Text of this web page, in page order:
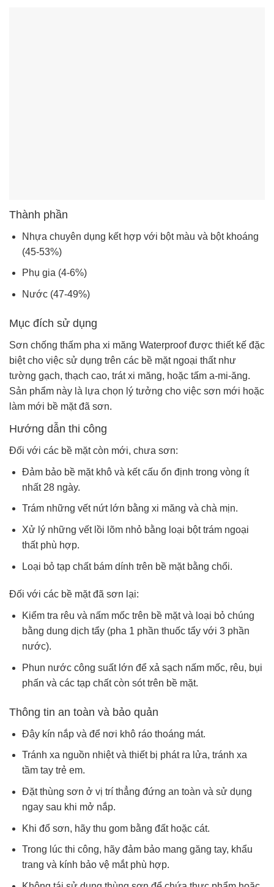
Thành phần
Nhựa chuyên dụng kết hợp với bột màu và bột khoáng
(45-53%)
Phụ gia (4-6%)
Nước (47-49%)
Mục đích sử dụng
Sơn chống thấm pha xi măng Waterproof được thiết kế đặc
biệt cho việc sử dụng trên các bề mặt ngoại thất như
tường gạch, thạch cao, trát xi măng, hoặc tấm a-mi-ăng.
Sản phẩm này là lựa chọn lý tưởng cho việc sơn mới hoặc
làm mới bề mặt đã sơn.
Hướng dẫn thi công
Đối với các bề mặt còn mới, chưa sơn:
Đảm bảo bề mặt khô và kết cấu ổn định trong vòng ít
nhất 28 ngày.
Trám những vết nứt lớn bằng xi măng và chà mịn.
Xử lý những vết lồi lõm nhỏ bằng loại bột trám ngoại
thất phù hợp.
Loại bỏ tạp chất bám dính trên bề mặt bằng chổi.
Đối với các bề mặt đã sơn lại:
Kiểm tra rêu và nấm mốc trên bề mặt và loại bỏ chúng
bằng dung dịch tẩy (pha 1 phần thuốc tẩy với 3 phần
nước).
Phun nước công suất lớn để xả sạch nấm mốc, rêu, bụi
phấn và các tạp chất còn sót trên bề mặt.
Thông tin an toàn và bảo quản
Đậy kín nắp và để nơi khô ráo thoáng mát.
Tránh xa nguồn nhiệt và thiết bị phát ra lửa, tránh xa
tầm tay trẻ em.
Đặt thùng sơn ở vị trí thẳng đứng an toàn và sử dụng
ngay sau khi mở nắp.
Khi đổ sơn, hãy thu gom bằng đất hoặc cát.
Trong lúc thi công, hãy đảm bảo mang găng tay, khẩu
trang và kính bảo vệ mắt phù hợp.